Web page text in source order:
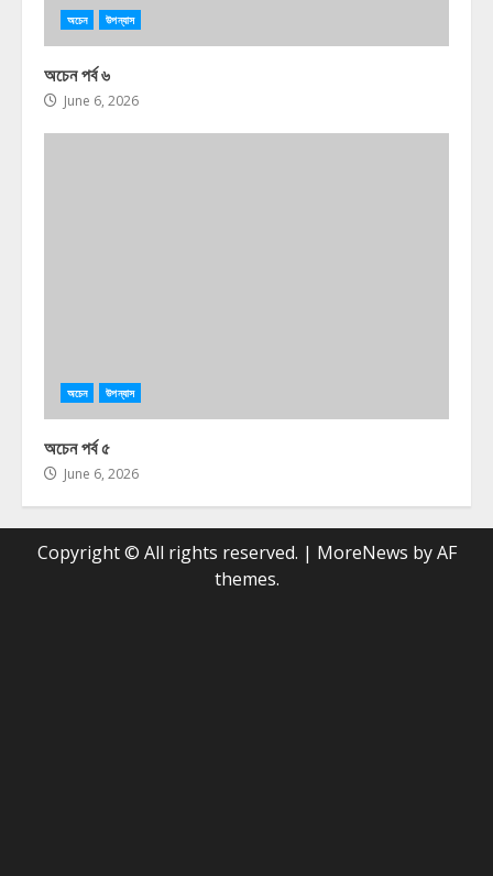
অচেন উপন্যাস
অচেন পর্ব ৬
June 6, 2026
অচেন উপন্যাস
অচেন পর্ব ৫
June 6, 2026
Copyright © All rights reserved. | MoreNews by AF
themes.